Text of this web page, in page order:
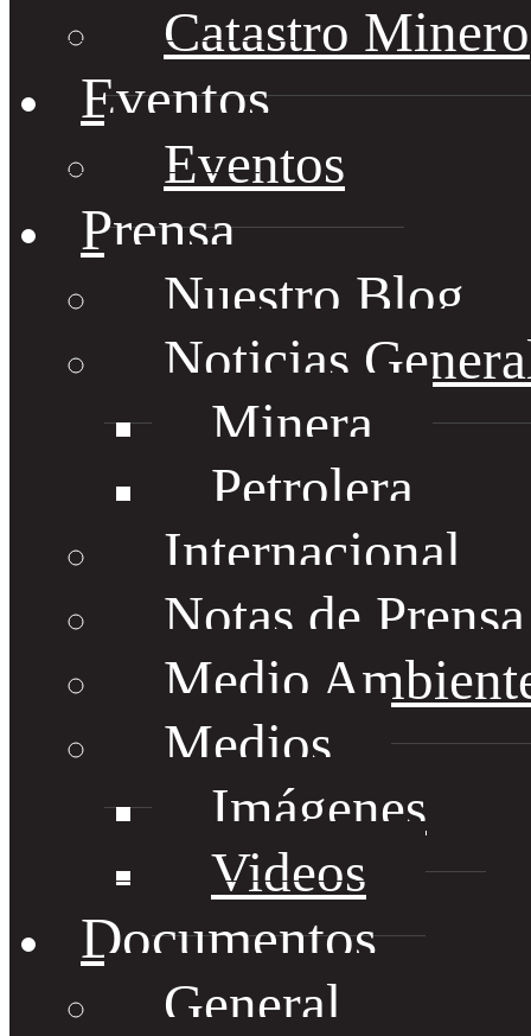
Catastro Minero
Eventos
Eventos
Prensa
Nuestro Blog
Noticias
Minera
Petrolera
Internacional
Notas de
Medio
Medios
Imágenes
Videos
Documentos
General